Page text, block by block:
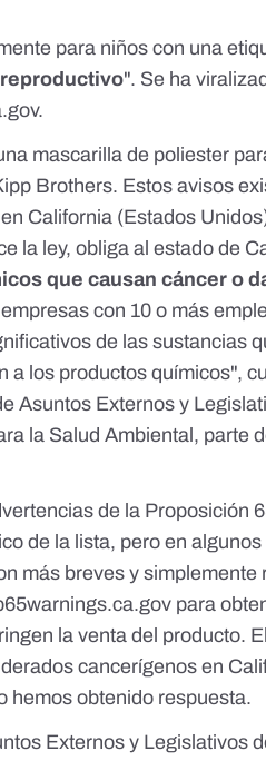
para niños con una
reproductivo". Se ha
.
mascarilla de poliester
Brothers. Estos avisos
California (Estados
la ley, obliga al estado de
que causan cáncer o
con 10 o más
de las sustancias
a los productos químicos",
Asuntos Externos y
la Salud Ambiental, parte
de la Proposición
de la lista, pero en
más breves y
para
la venta del producto.
cancerígenos en
hemos obtenido respuesta.
Externos y Legislativos